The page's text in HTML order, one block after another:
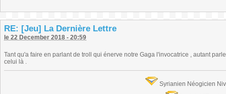
RE: [Jeu] La Dernière Lettre
le 22 December 2018 - 20:59
Tant qu'a faire en parlant de troll qui énerve notre Gaga l'invocatrice , autant
celui là .
Syrianien Néogicien